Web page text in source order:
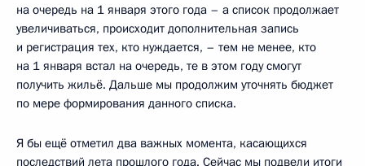
на очередь на 1 января этого года – а список продолжает
увеличиваться, происходит дополнительная запись
и регистрация тех, кто нуждается, – тем не менее, кто
на 1 января встал на очередь, те в этом году смогут
получить жильё. Дальше мы продолжим уточнять бюджет
по мере формирования данного списка.
Я бы ещё отметил два важных момента, касающихся
последствий лета прошлого года. Сейчас мы подвели итоги